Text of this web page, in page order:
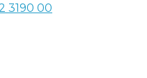
3190 00